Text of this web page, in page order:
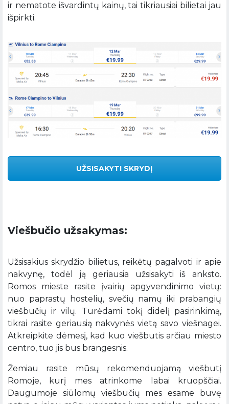
ir nematote išvardintų kainų, tai tikriausiai bilietai jau
išpirkti.
UŽSISAKYTI SKRYDĮ
Viešbučio užsakymas:
Užsisakius skrydžio bilietus, reikėtų pagalvoti ir apie
nakvynę, todėl ją geriausia užsisakyti iš anksto.
Romos mieste rasite įvairių apgyvendinimo vietų:
nuo paprastų hostelių, svečių namų iki prabangių
viešbučių ir vilų. Turėdami tokį didelį pasirinkimą,
tikrai rasite geriausią nakvynės vietą savo viešnagei.
Atkreipkite dėmesį, kad kuo viešbutis arčiau miesto
centro, tuo jis bus brangesnis.
Žemiau rasite mūsų rekomenduojamą viešbutį
Romoje, kurį mes atrinkome labai kruopščiai.
Daugumoje siūlomų viešbučių mes esame buvę